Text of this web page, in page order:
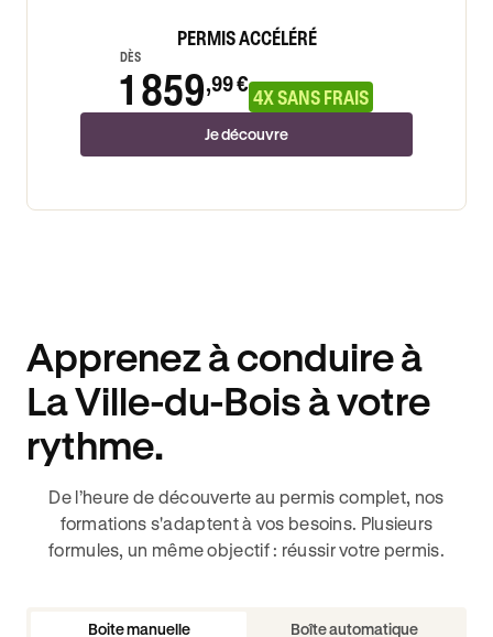
PERMIS ACCÉLÉRÉ
DÈS
1 859,99 €
4X SANS FRAIS
Je découvre
Apprenez à conduire à
La Ville-du-Bois à votre
rythme.
De l’heure de découverte au permis complet, nos
formations s'adaptent à vos besoins. Plusieurs
formules, un même objectif : réussir votre permis.
Boite manuelle Boîte automatique